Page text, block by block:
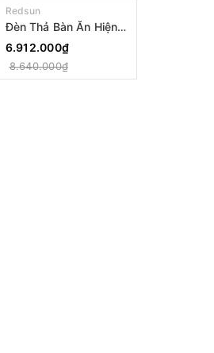
Redsun
Đèn Thả Bàn Ăn Hiện
Đại Bậc Thang Đôi
Phong Cách Nhật Bản
Wabi-sabi DC-T078A
6.912.000₫
8.640.000₫